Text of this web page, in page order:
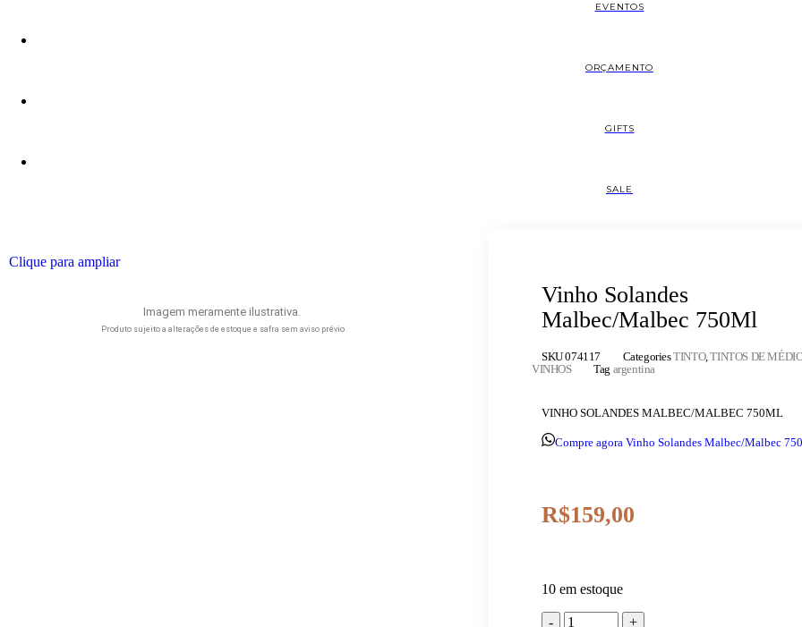
EVENTOS
ORÇAMENTO
GIFTS
SALE
Clique para ampliar
Imagem meramente ilustrativa.
Produto sujeito a alterações de estoque e safra sem aviso prévio
Vinho Solandes
Malbec/Malbec 750Ml
SKU074117 CategoriesTINTO,TINTOS DE
VINHOS
Tag argentina
VINHO SOLANDES MALBEC/MALBEC 750ML
Compre agora Vinho Solandes Malbec/Malbec
R$159,00
10 em estoque